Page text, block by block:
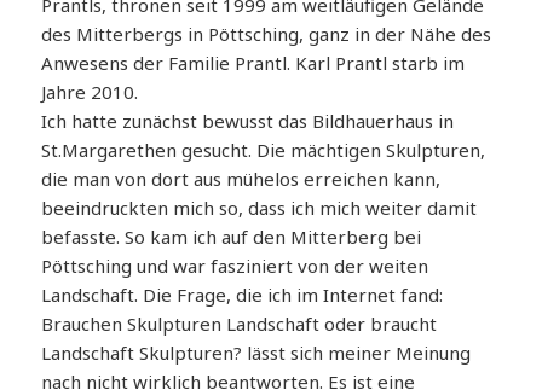
Prantls, thronen seit 1999 am weitläufigen Gelände
des Mitterbergs in Pöttsching, ganz in der Nähe des
Anwesens der Familie Prantl. Karl Prantl starb im
Jahre 2010.
Ich hatte zunächst bewusst das Bildhauerhaus in
St.Margarethen gesucht. Die mächtigen Skulpturen,
die man von dort aus mühelos erreichen kann,
beeindruckten mich so, dass ich mich weiter damit
befasste. So kam ich auf den Mitterberg bei
Pöttsching und war fasziniert von der weiten
Landschaft. Die Frage, die ich im Internet fand:
Brauchen Skulpturen Landschaft oder braucht
Landschaft Skulpturen? lässt sich meiner Meinung
nach nicht wirklich beantworten. Es ist eine